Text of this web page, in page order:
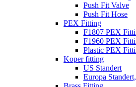
Push Fit Valve
Push Fit Hose
PEX Fitting
F1807 PEX
F1960 PEX
Plastic PEX
Koper fitting
US Standert
Europa